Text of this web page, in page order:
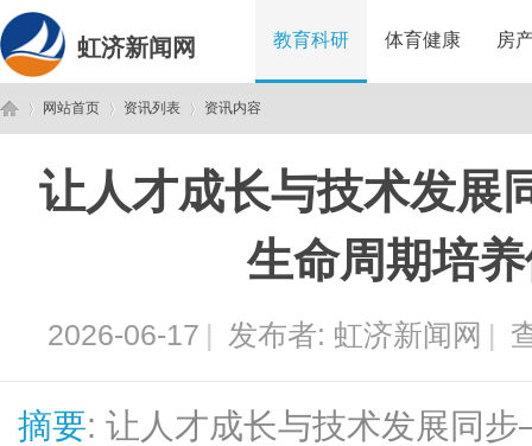
虹济新闻网 教育科研 体育健康 房
网站首页
›
资讯列表
›
资讯内容
让人才成长与技术发
生命周期培
2026-06-17 | 发布者: 虹济新闻网 |
摘要: 让人才成长与技术发展同